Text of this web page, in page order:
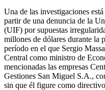
Una de las investigaciones
partir de una denuncia de la
(UIF) por supuestas
millones de dólares durante la
período en el que Sergio
Central como ministro de
mencionadas las empresas
Gestiones San Miguel S.A.,
sin que él figure como